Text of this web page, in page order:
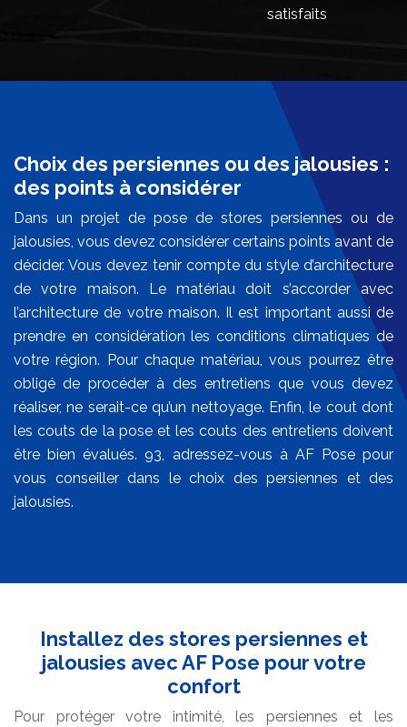
satisfaits
Choix des persiennes ou des jalousies :
des points à considérer
Dans un projet de pose de stores persiennes ou de
jalousies, vous devez considérer certains points avant de
décider. Vous devez tenir compte du style d’architecture
de votre maison. Le matériau doit s’accorder avec
l’architecture de votre maison. Il est important aussi de
prendre en considération les conditions climatiques de
votre région. Pour chaque matériau, vous pourrez être
obligé de procéder à des entretiens que vous devez
réaliser, ne serait-ce qu’un nettoyage. Enfin, le cout dont
les couts de la pose et les couts des entretiens doivent
être bien évalués. 93, adressez-vous à AF Pose pour
vous conseiller dans le choix des persiennes et des
jalousies.
Installez des stores persiennes et
jalousies avec AF Pose pour votre
confort
Pour protéger votre intimité, les persiennes et les